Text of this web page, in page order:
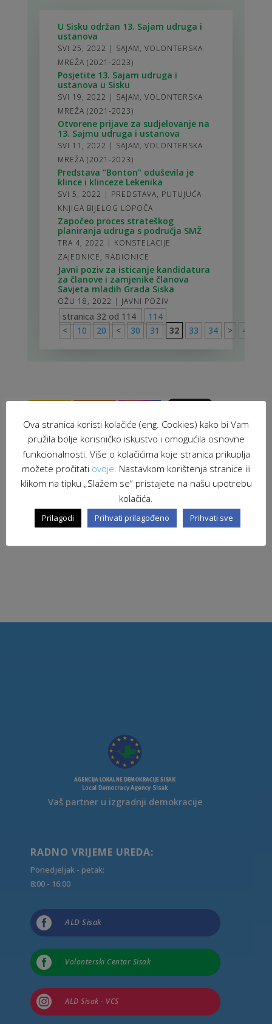
U Sisku održan 13. Sajam udruga i
ustanova
SVI 25, 2022 | SAJAM, VOLONTERSKA
MREŽA (2021-2023)
Posjetite 13. Sajam udruga i
ustanova u Sisku
SVI 19, 2022 | SAJAM, VOLONTERSKA
MREŽA (2021-2023)
Otvorene prijave za sudjelovanje na
13. Sajmu udruga i ustanova
SVI 11, 2022 | SAJAM, VOLONTERSKA
MREŽA (2021-2023)
Predstava “Bonton” oduševila je
klince i klinceze Lekenika
SVI 5, 2022 | PREDSTAVA, PUTUJUĆA
KNJIGA BIJELOG LOPOČA
Započeo proces strateškog
planiranja udruga s područja SMŽ
TRA 4, 2022 | KONSTELACIJE
ZAJEDNICE, RADIONICE
Javni poziv za isticanje kandidatura
za članove i zamjenike članova
Savjeta mladih Grada Siska
OŽU 18, 2022 | JAVNI POZIV
stranica 32 od 114
114
<
10 20 < 30 31 32 33 34 > 40
Vaš partner u izgradnji demokracije
RADNO VRIJEME UREDA:
Ponedjeljak - petak:
8:00 - 16:00
 ALD Sisak
 Volonterski Centar Sisak
 ALD Sisak - VCS
Ova stranica koristi kolačiće (eng. Cookies) kako bi Vam
pružila bolje korisničko iskustvo i omogućila osnovne
funkcionalnosti. Više o kolačićima koje stranica prikuplja
možete pročitati ovdje. Nastavkom korištenja stranice ili
klikom na tipku „Slažem se“ pristajete na našu upotrebu
kolačića.
Prilagodi Prihvati prilagođeno Prihvati sve